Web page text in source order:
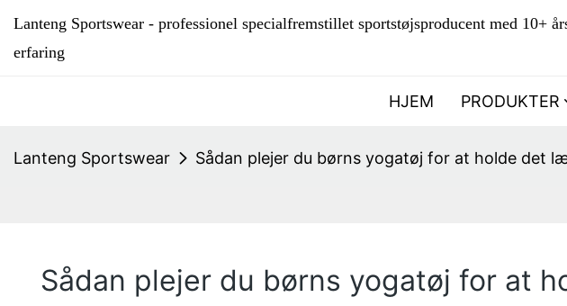
Lanteng Sportswear - professionel specialfremstillet sportstøjsproducent med 10+
erfaring
HJEM PRODUKTER
Lanteng Sportswear Sådan plejer du børns yogatøj for at holde det
Sådan plejer du børns yogatøj for at